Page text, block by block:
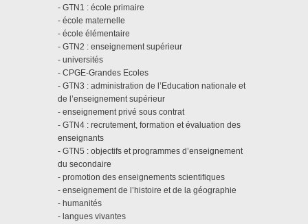
- GTN1 : école primaire
- école maternelle
- école élémentaire
- GTN2 : enseignement supérieur
- universités
- CPGE-Grandes Ecoles
- GTN3 : administration de l’Education nationale et
de l’enseignement supérieur
- enseignement privé sous contrat
- GTN4 : recrutement, formation et évaluation des
enseignants
- GTN5 : objectifs et programmes d’enseignement
du secondaire
- promotion des enseignements scientifiques
- enseignement de l’histoire et de la géographie
- humanités
- langues vivantes